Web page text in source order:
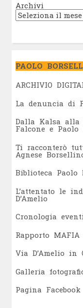
Archivi
PAOLO
ARCHIVIO
La denuncia di
Dalla Kalsa
Falcone e Paolo
Ti racconterò
Agnese
Biblioteca Paolo
L’attentato le
D’Amelio
Cronologia
Rapporto MAFIA
Via D’Amelio in
Galleria
Pagina Facebook